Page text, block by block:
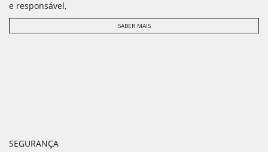
e responsável,
SABER MAIS
SEGURANÇA